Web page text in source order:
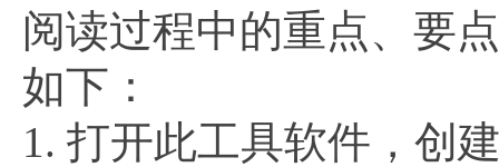
阅读过程中的重点、要
如下：
1. 打开此工具软件，创